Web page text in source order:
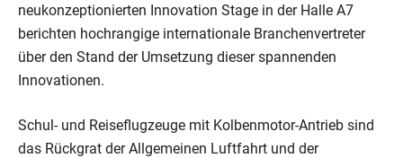
neukonzeptionierten Innovation Stage in der Halle A7
berichten hochrangige internationale Branchenvertreter
über den Stand der Umsetzung dieser spannenden
Innovationen.
Schul- und Reiseflugzeuge mit Kolbenmotor-Antrieb sind
das Rückgrat der Allgemeinen Luftfahrt und der